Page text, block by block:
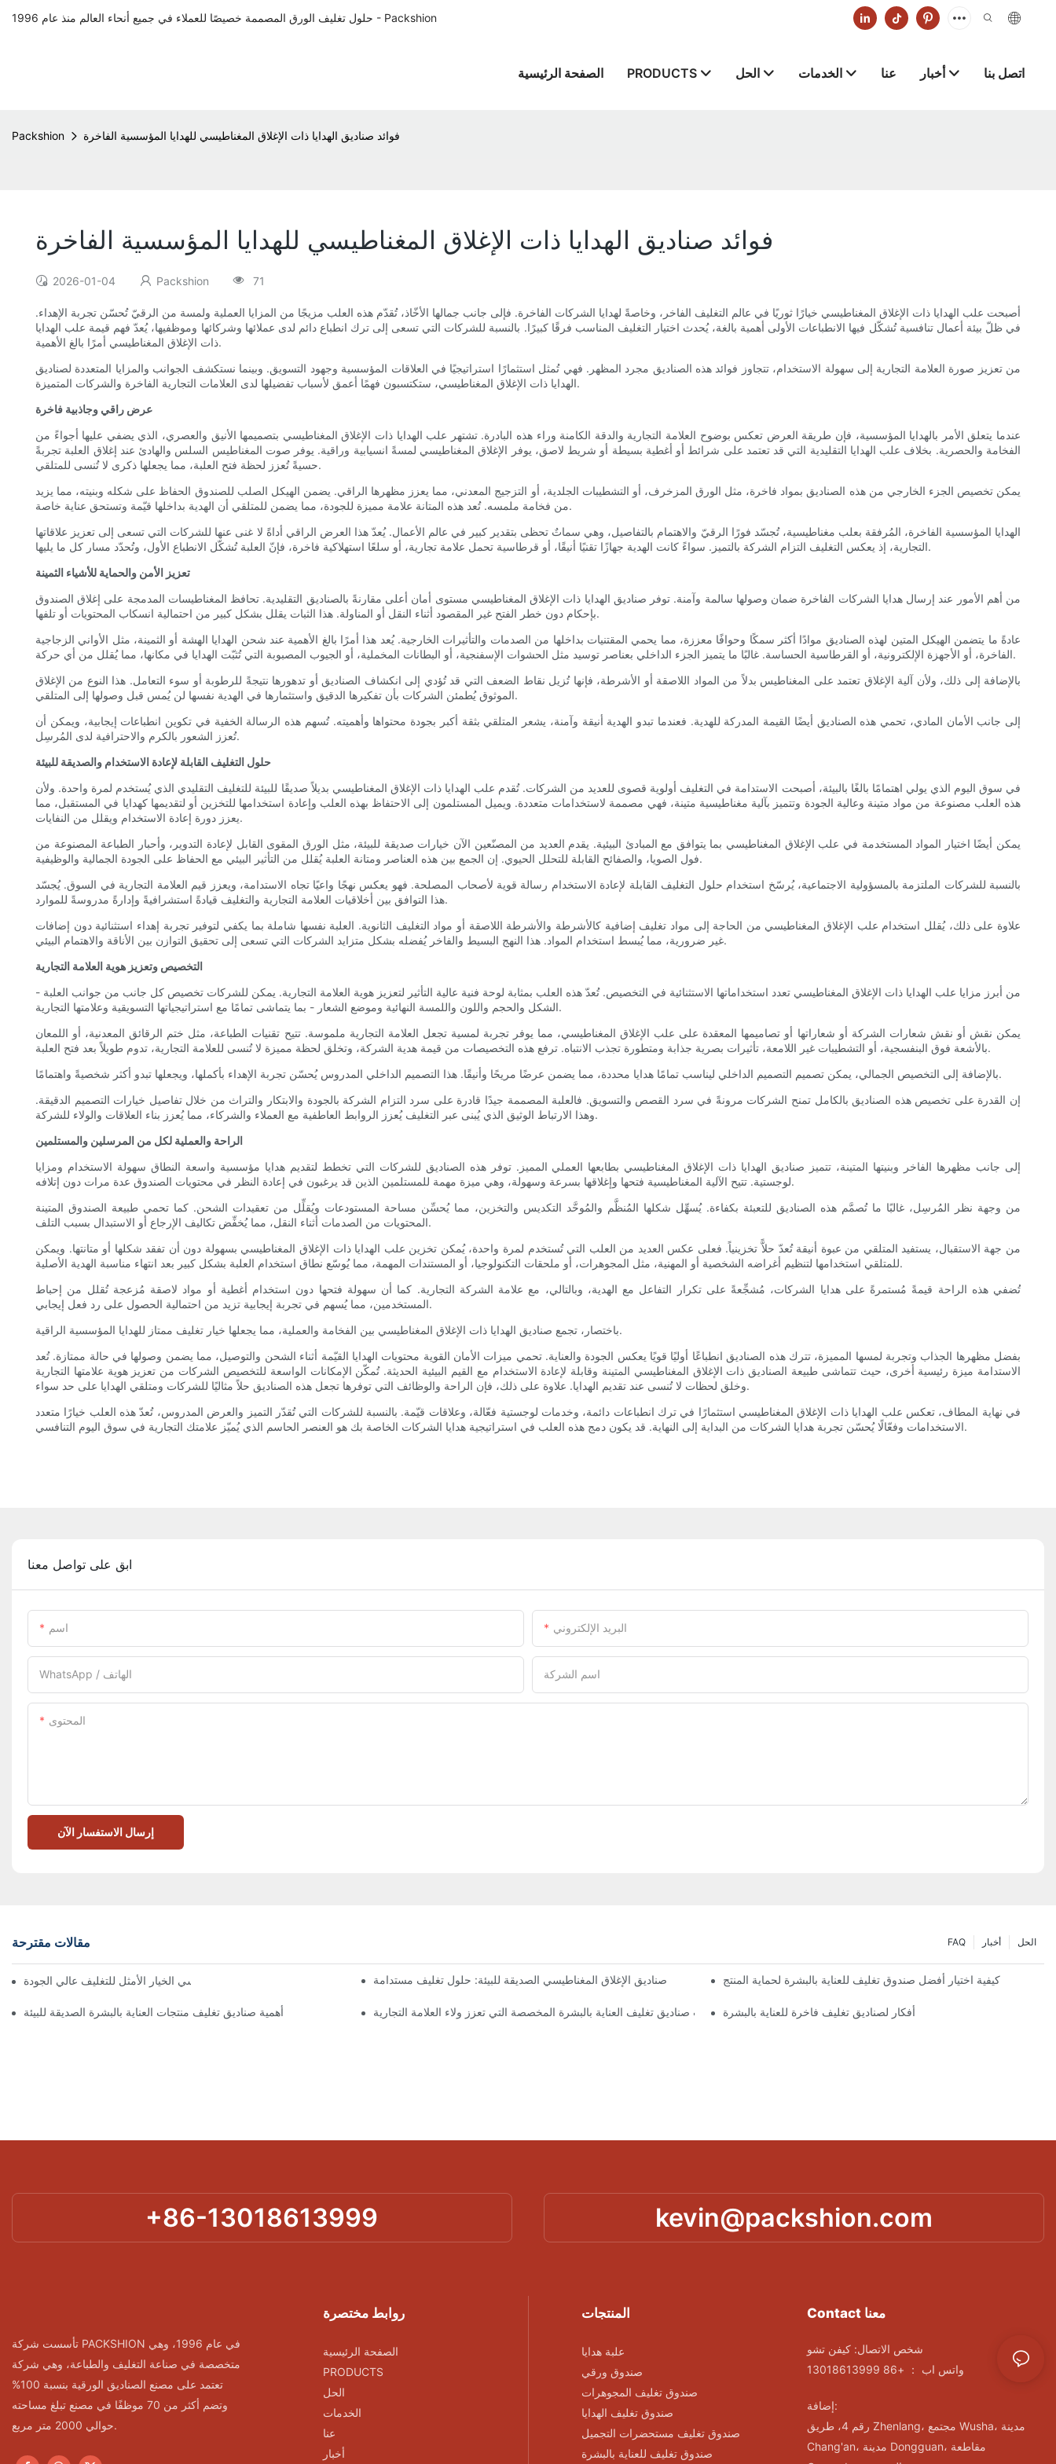
حلول تغليف الورق المصممة خصيصًا للعملاء في جميع أنحاء العالم منذ عام 1996 - Packshion
الصفحة الرئيسية PRODUCTS الحل الخدمات عنا أخبار اتصل بنا
Packshion فوائد صناديق الهدايا ذات الإغلاق المغناطيسي للهدايا المؤسسية الفاخرة
فوائد صناديق الهدايا ذات الإغلاق المغناطيسي للهدايا المؤسسية الفاخرة
2026-01-04 Packshion 71
أصبحت علب الهدايا ذات الإغلاق المغناطيسي خيارًا ثوريًا في عالم التغليف الفاخر، وخاصةً لهدايا الشركات الفاخرة. فإلى جانب جمالها الأخّاذ، تُقدّم هذه العلب مزيجًا من المزايا العملية ولمسة من الرقيّ تُحسّن تجربة الإهداء.
في ظلّ بيئة أعمال تنافسية تُشكّل فيها الانطباعات الأولى أهمية بالغة، يُحدث اختيار التغليف المناسب فرقًا كبيرًا. بالنسبة للشركات التي تسعى إلى ترك انطباع دائم لدى عملائها وشركائها وموظفيها، يُعدّ فهم قيمة علب الهدايا
ذات الإغلاق المغناطيسي أمرًا بالغ الأهمية.
من تعزيز صورة العلامة التجارية إلى سهولة الاستخدام، تتجاوز فوائد هذه الصناديق مجرد المظهر. فهي تُمثل استثمارًا استراتيجيًا في العلاقات المؤسسية وجهود التسويق. وبينما نستكشف الجوانب والمزايا المتعددة لصناديق
الهدايا ذات الإغلاق المغناطيسي، ستكتسبون فهمًا أعمق لأسباب تفضيلها لدى العلامات التجارية الفاخرة والشركات المتميزة.
عرض راقي وجاذبية فاخرة
عندما يتعلق الأمر بالهدايا المؤسسية، فإن طريقة العرض تعكس بوضوح العلامة التجارية والدقة الكامنة وراء هذه البادرة. تشتهر علب الهدايا ذات الإغلاق المغناطيسي بتصميمها الأنيق والعصري، الذي يضفي عليها أجواءً من
الفخامة والحصرية. بخلاف علب الهدايا التقليدية التي قد تعتمد على شرائط أو أغطية بسيطة أو شريط لاصق، يوفر الإغلاق المغناطيسي لمسةً انسيابية وراقية. يوفر صوت المغناطيس السلس والهادئ عند إغلاق العلبة تجربةً
حسيةً تُعزز لحظة فتح العلبة، مما يجعلها ذكرى لا تُنسى للمتلقي.
يمكن تخصيص الجزء الخارجي من هذه الصناديق بمواد فاخرة، مثل الورق المزخرف، أو التشطيبات الجلدية، أو التزجيج المعدني، مما يعزز مظهرها الراقي. يضمن الهيكل الصلب للصندوق الحفاظ على شكله وبنيته، مما يزيد
من فخامة ملمسه. تُعد هذه المتانة علامة مميزة للجودة، مما يضمن للمتلقي أن الهدية بداخلها قيّمة وتستحق عناية خاصة.
الهدايا المؤسسية الفاخرة، المُرفقة بعلب مغناطيسية، تُجسّد فورًا الرقيّ والاهتمام بالتفاصيل، وهي سماتٌ تحظى بتقدير كبير في عالم الأعمال. يُعدّ هذا العرض الراقي أداةً لا غنى عنها للشركات التي تسعى إلى تعزيز علاقاتها
التجارية، إذ يعكس التغليف التزام الشركة بالتميز. سواءً كانت الهدية جهازًا تقنيًا أنيقًا، أو قرطاسية تحمل علامة تجارية، أو سلعًا استهلاكية فاخرة، فإنّ العلبة تُشكّل الانطباع الأول، وتُحدّد مسار كل ما يليها.
تعزيز الأمن والحماية للأشياء الثمينة
من أهم الأمور عند إرسال هدايا الشركات الفاخرة ضمان وصولها سالمة وآمنة. توفر صناديق الهدايا ذات الإغلاق المغناطيسي مستوى أمان أعلى مقارنةً بالصناديق التقليدية. تحافظ المغناطيسات المدمجة على إغلاق الصندوق
بإحكام دون خطر الفتح غير المقصود أثناء النقل أو المناولة. هذا الثبات يقلل بشكل كبير من احتمالية انسكاب المحتويات أو تلفها.
عادةً ما يتضمن الهيكل المتين لهذه الصناديق موادًا أكثر سمكًا وحوافًا معززة، مما يحمي المقتنيات بداخلها من الصدمات والتأثيرات الخارجية. يُعد هذا أمرًا بالغ الأهمية عند شحن الهدايا الهشة أو الثمينة، مثل الأواني الزجاجية
الفاخرة، أو الأجهزة الإلكترونية، أو القرطاسية الحساسة. غالبًا ما يتميز الجزء الداخلي بعناصر توسيد مثل الحشوات الإسفنجية، أو البطانات المخملية، أو الجيوب المصبوبة التي تُثبّت الهدايا في مكانها، مما يُقلل من أي حركة.
بالإضافة إلى ذلك، ولأن آلية الإغلاق تعتمد على المغناطيس بدلاً من المواد اللاصقة أو الأشرطة، فإنها تُزيل نقاط الضعف التي قد تُؤدي إلى انكشاف الصناديق أو تدهورها نتيجةً للرطوبة أو سوء التعامل. هذا النوع من الإغلاق
الموثوق يُطمئن الشركات بأن تفكيرها الدقيق واستثمارها في الهدية نفسها لن يُمس قبل وصولها إلى المتلقي.
إلى جانب الأمان المادي، تحمي هذه الصناديق أيضًا القيمة المدركة للهدية. فعندما تبدو الهدية أنيقة وآمنة، يشعر المتلقي بثقة أكبر بجودة محتواها وأهميته. تُسهم هذه الرسالة الخفية في تكوين انطباعات إيجابية، ويمكن أن
تُعزز الشعور بالكرم والاحترافية لدى المُرسِل.
حلول التغليف القابلة لإعادة الاستخدام والصديقة للبيئة
في سوق اليوم الذي يولي اهتمامًا بالغًا بالبيئة، أصبحت الاستدامة في التغليف أولوية قصوى للعديد من الشركات. تُقدم علب الهدايا ذات الإغلاق المغناطيسي بديلاً صديقًا للبيئة للتغليف التقليدي الذي يُستخدم لمرة واحدة. ولأن
هذه العلب مصنوعة من مواد متينة وعالية الجودة وتتميز بآلية مغناطيسية متينة، فهي مصممة لاستخدامات متعددة. ويميل المستلمون إلى الاحتفاظ بهذه العلب وإعادة استخدامها للتخزين أو لتقديمها كهدايا في المستقبل، مما
يعزز دورة إعادة الاستخدام ويقلل من النفايات.
يمكن أيضًا اختيار المواد المستخدمة في علب الإغلاق المغناطيسي بما يتوافق مع المبادئ البيئية. يقدم العديد من المصنّعين الآن خيارات صديقة للبيئة، مثل الورق المقوى القابل لإعادة التدوير، وأحبار الطباعة المصنوعة من
فول الصويا، والصفائح القابلة للتحلل الحيوي. إن الجمع بين هذه العناصر ومتانة العلبة يُقلل من التأثير البيئي مع الحفاظ على الجودة الجمالية والوظيفية.
بالنسبة للشركات الملتزمة بالمسؤولية الاجتماعية، يُرسّخ استخدام حلول التغليف القابلة لإعادة الاستخدام رسالة قوية لأصحاب المصلحة. فهو يعكس نهجًا واعيًا تجاه الاستدامة، ويعزز قيم العلامة التجارية في السوق. يُجسّد
هذا التوافق بين أخلاقيات العلامة التجارية والتغليف قيادةً استشرافيةً وإدارةً مدروسةً للموارد.
علاوة على ذلك، يُقلل استخدام علب الإغلاق المغناطيسي من الحاجة إلى مواد تغليف إضافية كالأشرطة والأشرطة اللاصقة أو مواد التغليف الثانوية. العلبة نفسها شاملة بما يكفي لتوفير تجربة إهداء استثنائية دون إضافات
غير ضرورية، مما يُبسط استخدام المواد. هذا النهج البسيط والفاخر يُفضله بشكل متزايد الشركات التي تسعى إلى تحقيق التوازن بين الأناقة والاهتمام البيئي.
التخصيص وتعزيز هوية العلامة التجارية
من أبرز مزايا علب الهدايا ذات الإغلاق المغناطيسي تعدد استخداماتها الاستثنائية في التخصيص. تُعدّ هذه العلب بمثابة لوحة فنية عالية التأثير لتعزيز هوية العلامة التجارية. يمكن للشركات تخصيص كل جانب من جوانب العلبة -
الشكل والحجم واللون واللمسة النهائية وموضع الشعار - بما يتماشى تمامًا مع استراتيجياتها التسويقية وعلامتها التجارية.
يمكن نقش أو نقش شعارات الشركة أو شعاراتها أو تصاميمها المعقدة على علب الإغلاق المغناطيسي، مما يوفر تجربة لمسية تجعل العلامة التجارية ملموسة. تتيح تقنيات الطباعة، مثل ختم الرقائق المعدنية، أو اللمعان
بالأشعة فوق البنفسجية، أو التشطيبات غير اللامعة، تأثيرات بصرية جذابة ومتطورة تجذب الانتباه. ترفع هذه التخصيصات من قيمة هدية الشركة، وتخلق لحظة مميزة لا تُنسى للعلامة التجارية، تدوم طويلاً بعد فتح العلبة.
بالإضافة إلى التخصيص الجمالي، يمكن تصميم التصميم الداخلي ليناسب تمامًا هدايا محددة، مما يضمن عرضًا مريحًا وأنيقًا. هذا التصميم الداخلي المدروس يُحسّن تجربة الإهداء بأكملها، ويجعلها تبدو أكثر شخصيةً واهتمامًا.
إن القدرة على تخصيص هذه الصناديق بالكامل تمنح الشركات مرونةً في سرد ​​القصص والتسويق. فالعلبة المصممة جيدًا قادرة على سرد التزام الشركة بالجودة والابتكار والتراث من خلال تفاصيل خيارات التصميم الدقيقة.
وهذا الارتباط الوثيق الذي يُبنى عبر التغليف يُعزز الروابط العاطفية مع العملاء والشركاء، مما يُعزز بناء العلاقات والولاء للشركة.
الراحة والعملية لكل من المرسلين والمستلمين
إلى جانب مظهرها الفاخر وبنيتها المتينة، تتميز صناديق الهدايا ذات الإغلاق المغناطيسي بطابعها العملي المميز. توفر هذه الصناديق للشركات التي تخطط لتقديم هدايا مؤسسية واسعة النطاق سهولة الاستخدام ومزايا
لوجستية. تتيح الآلية المغناطيسية فتحها وإغلاقها بسرعة وسهولة، وهي ميزة مهمة للمستلمين الذين قد يرغبون في إعادة النظر في محتويات الصندوق عدة مرات دون إتلافه.
من وجهة نظر المُرسِل، غالبًا ما تُصمَّم هذه الصناديق للتعبئة بكفاءة. يُسهِّل شكلها المُنظَّم والمُوحَّد التكديس والتخزين، مما يُحسِّن مساحة المستودعات ويُقلِّل من تعقيدات الشحن. كما تحمي طبيعة الصندوق المتينة
المحتويات من الصدمات أثناء النقل، مما يُخفِّض تكاليف الإرجاع أو الاستبدال بسبب التلف.
من جهة الاستقبال، يستفيد المتلقي من عبوة أنيقة تُعدّ حلاًّ تخزينياً. فعلى عكس العديد من العلب التي تُستخدم لمرة واحدة، يُمكن تخزين علب الهدايا ذات الإغلاق المغناطيسي بسهولة دون أن تفقد شكلها أو متانتها. ويمكن
للمتلقي استخدامها لتنظيم أغراضه الشخصية أو المهنية، مثل المجوهرات، أو ملحقات التكنولوجيا، أو المستندات المهمة، مما يُوسّع نطاق استخدام العلبة بشكل كبير بعد انتهاء مناسبة الهدية الأصلية.
تُضفي هذه الراحة قيمةً مُستمرةً على هدايا الشركات، مُشجِّعةً على تكرار التفاعل مع الهدية، وبالتالي، مع علامة الشركة التجارية. كما أن سهولة فتحها دون استخدام أغطية أو مواد لاصقة مُزعجة تُقلل من إحباط
المستخدمين، مما يُسهم في تجربة إيجابية تزيد من احتمالية الحصول على رد فعل إيجابي.
باختصار، تجمع صناديق الهدايا ذات الإغلاق المغناطيسي بين الفخامة والعملية، مما يجعلها خيار تغليف ممتاز للهدايا المؤسسية الراقية.
بفضل مظهرها الجذاب وتجربة لمسها المميزة، تترك هذه الصناديق انطباعًا أوليًا قويًا يعكس الجودة والعناية. تحمي ميزات الأمان القوية محتويات الهدايا القيّمة أثناء الشحن والتوصيل، مما يضمن وصولها في حالة ممتازة. تُعد
الاستدامة ميزة رئيسية أخرى، حيث تتماشى طبيعة الصناديق ذات الإغلاق المغناطيسي المتينة وقابلة لإعادة الاستخدام مع القيم البيئية الحديثة. تُمكّن الإمكانات الواسعة للتخصيص الشركات من تعزيز هوية علامتها التجارية
وخلق لحظات لا تُنسى عند تقديم الهدايا. علاوة على ذلك، فإن الراحة والوظائف التي توفرها تجعل هذه الصناديق حلاً مثاليًا للشركات ومتلقي الهدايا على حد سواء.
في نهاية المطاف، تعكس علب الهدايا ذات الإغلاق المغناطيسي استثمارًا في ترك انطباعات دائمة، وخدمات لوجستية فعّالة، وعلاقات قيّمة. بالنسبة للشركات التي تُقدّر التميز والعرض المدروس، تُعدّ هذه العلب خيارًا متعدد
الاستخدامات وفعّالًا يُحسّن تجربة هدايا الشركات من البداية إلى النهاية. قد يكون دمج هذه العلب في استراتيجية هدايا الشركات الخاصة بك هو العنصر الحاسم الذي يُميّز علامتك التجارية في سوق اليوم التنافسي.
ابق على تواصل معنا
اسم البريد الإلكتروني
WhatsApp / الهاتف اسم الشركة
المحتوى
إرسال الاستفسار الآن
مقالات مقترحة الحل أخبار FAQ
لماذا تُعدّ الصناديق ذات الإغلاق المغناطيسي الخيار الأمثل للتغليف عالي الجودة صناديق الإغلاق المغناطيسي الصديقة للبيئة: حلول تغليف مستدامة كيفية اختيار أفضل صندوق تغليف للعناية بالبشرة لحماية المنتج
أهمية صناديق تغليف منتجات العناية بالبشرة الصديقة للبيئة تصميمات صناديق تغليف العناية بالبشرة المخصصة التي تعزز ولاء العلامة التجاريةأفكار لصناديق تغليف فاخرة للعناية بالبشرة
+86-13018613999 kevin@packshion.com
تأسست شركة PACKSHION في عام 1996، وهي
متخصصة في صناعة التغليف والطباعة، وهي شركة
تعتمد على مصنع الصناديق الورقية بنسبة 100%
وتضم أكثر من 70 موظفًا في مصنع تبلغ مساحته
حوالي 2000 متر مربع.
روابط مختصرة
الصفحة الرئيسية
PRODUCTS
الحل
الخدمات
عنا
أخبار
المنتجات
علبة هدايا
صندوق ورقي
صندوق تغليف المجوهرات
صندوق تغليف الهدايا
صندوق تغليف مستحضرات التجميل
صندوق تغليف للعناية بالبشرة
Contact معنا
شخص الاتصال: كيفن تشو
واتس اب ： +86 13018613999
إضافة:
رقم 4، طريق Zhenlang، مجتمع Wusha، مدينة
Chang'an، مدينة Dongguan، مقاطعة